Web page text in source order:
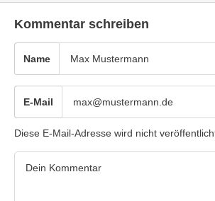
Kommentar schreiben
Name
E-Mail
Diese E-Mail-Adresse wird nicht